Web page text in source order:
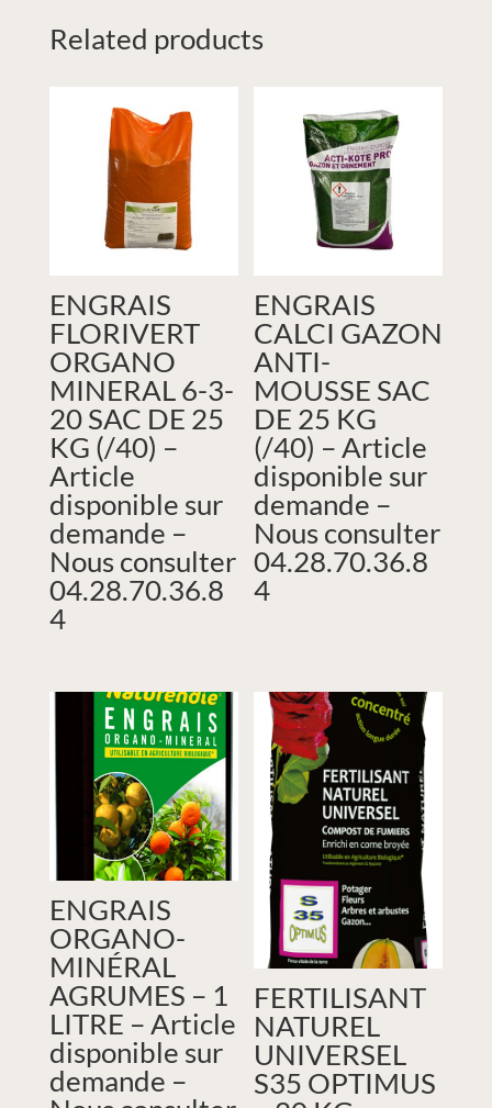
Related products
ENGRAIS
FLORIVERT
ORGANO
MINERAL 6-3-
20 SAC DE 25
KG (/40) –
Article
disponible sur
demande –
Nous consulter
04.28.70.36.8
4
ENGRAIS
CALCI GAZON
ANTI-
MOUSSE SAC
DE 25 KG
(/40) – Article
disponible sur
demande –
Nous consulter
04.28.70.36.8
4
ENGRAIS
ORGANO-
MINÉRAL
AGRUMES – 1
LITRE – Article
disponible sur
demande –
FERTILISANT
NATUREL
UNIVERSEL
S35 OPTIMUS